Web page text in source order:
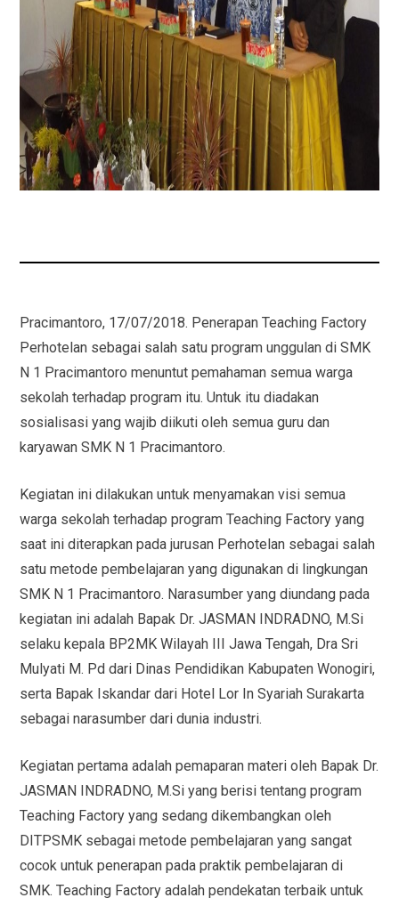
Pracimantoro, 17/07/2018. Penerapan Teaching Factory
Perhotelan sebagai salah satu program unggulan di SMK
N 1 Pracimantoro menuntut pemahaman semua warga
sekolah terhadap program itu. Untuk itu diadakan
sosialisasi yang wajib diikuti oleh semua guru dan
karyawan SMK N 1 Pracimantoro.
Kegiatan ini dilakukan untuk menyamakan visi semua
warga sekolah terhadap program Teaching Factory yang
saat ini diterapkan pada jurusan Perhotelan sebagai salah
satu metode pembelajaran yang digunakan di lingkungan
SMK N 1 Pracimantoro. Narasumber yang diundang pada
kegiatan ini adalah Bapak Dr. JASMAN INDRADNO, M.Si
selaku kepala BP2MK Wilayah III Jawa Tengah, Dra Sri
Mulyati M. Pd dari Dinas Pendidikan Kabupaten Wonogiri,
serta Bapak Iskandar dari Hotel Lor In Syariah Surakarta
sebagai narasumber dari dunia industri.
Kegiatan pertama adalah pemaparan materi oleh Bapak Dr.
JASMAN INDRADNO, M.Si yang berisi tentang program
Teaching Factory yang sedang dikembangkan oleh
DITPSMK sebagai metode pembelajaran yang sangat
cocok untuk penerapan pada praktik pembelajaran di
SMK. Teaching Factory adalah pendekatan terbaik untuk